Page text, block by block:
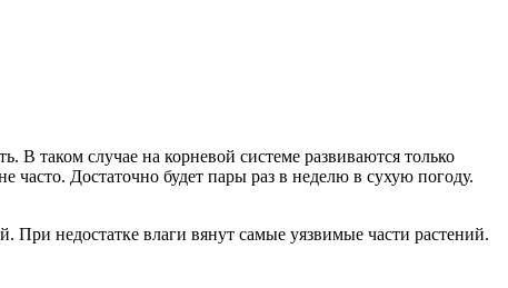
таком случае на корневой системе развиваются только
Достаточно будет пары раз в неделю в сухую погоду.
При недостатке влаги вянут самые уязвимые части растений.